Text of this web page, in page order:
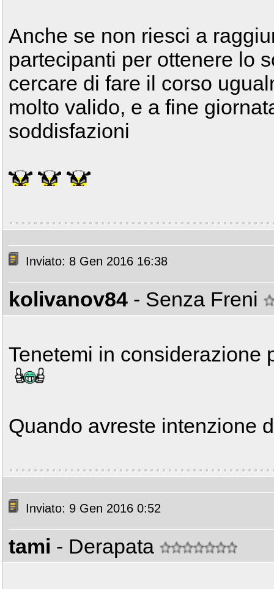
Anche se non riesci a
partecipanti per ottenere lo
cercare di fare il corso
molto valido, e a fine
soddisfazioni
Inviato: 8 Gen 2016 16:38
kolivanov84 - Senza Freni
Tenetemi in considerazione
Quando avreste intenzione
Inviato: 9 Gen 2016 0:52
tami - Derapata